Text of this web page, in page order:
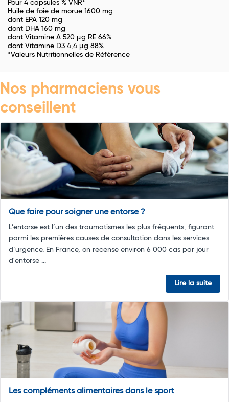
Pour 4 capsules % VNR*
Huile de foie de morue 1600 mg
dont EPA 120 mg
dont DHA 160 mg
dont Vitamine A 520 µg RE 66%
dont Vitamine D3 4,4 µg 88%
*Valeurs Nutritionnelles de Référence
Nos pharmaciens vous
conseillent
Que faire pour soigner une entorse ?
L’entorse est l’un des traumatismes les plus fréquents, figurant
parmi les premières causes de consultation dans les services
d’urgence. En France, on recense environ 6 000 cas par jour
d'entorse ...
Lire la suite
Les compléments alimentaires dans le sport